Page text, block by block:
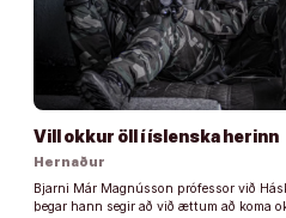
Vill okkur öll í íslenska herinn
Hernaður
Bjarni Már Magnússon prófessor við
þegar hann segir að við ættum að koma